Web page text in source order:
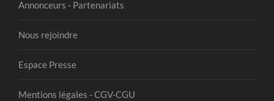
Annonceurs - Partenariats
Nous rejoindre
Espace Presse
Mentions légales - CGV-CGU